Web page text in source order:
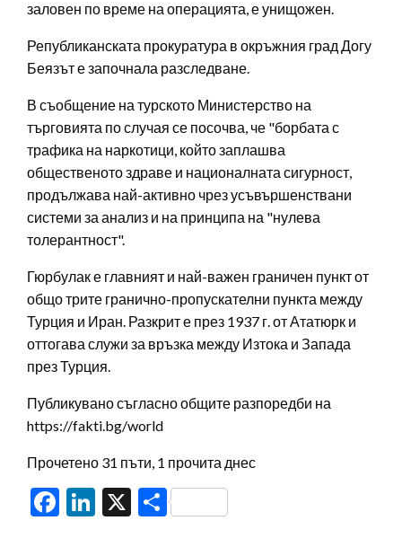
заловен по време на операцията, е унищожен.
Републиканската прокуратура в окръжния град Догу
Беязът е започнала разследване.
В съобщение на турското Министерство на
търговията по случая се посочва, че "борбата с
трафика на наркотици, който заплашва
общественото здраве и националната сигурност,
продължава най-активно чрез усъвършенствани
системи за анализ и на принципа на "нулева
толерантност".
Гюрбулак е главният и най-важен граничен пункт от
общо трите гранично-пропускателни пункта между
Турция и Иран. Разкрит е през 1937 г. от Ататюрк и
оттогава служи за връзка между Изтока и Запада
през Турция.
Публикувано съгласно общите разпоредби на
https://fakti.bg/world
Прочетено 31 пъти, 1 прочита днес
Facebook
LinkedIn
X Share